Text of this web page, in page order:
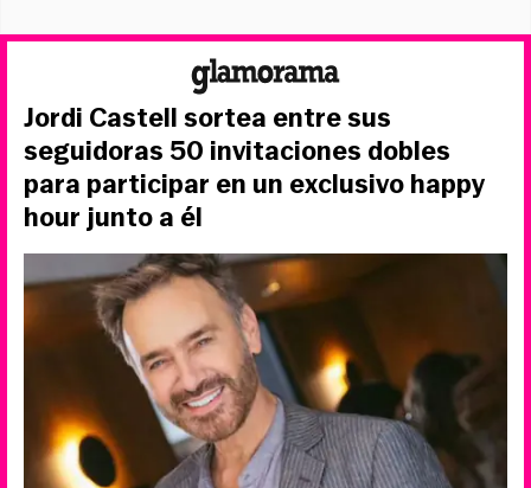
Jordi Castell sortea entre sus
seguidoras 50 invitaciones dobles
para participar en un exclusivo happy
hour junto a él